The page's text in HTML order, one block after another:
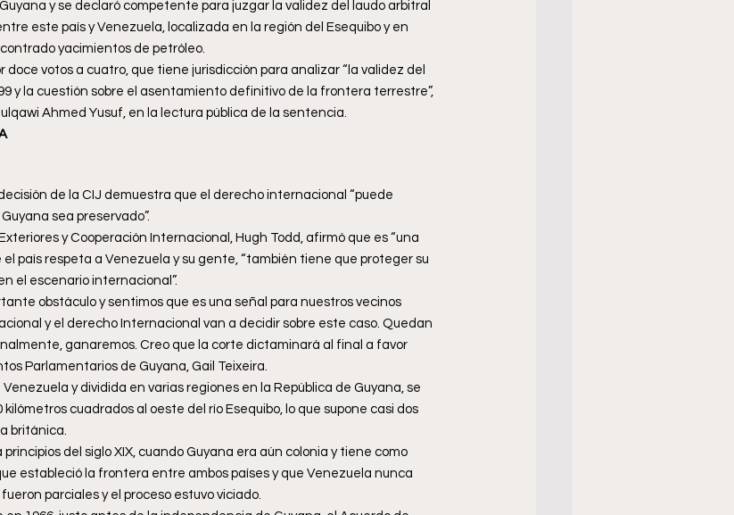
y se declaró competente para juzgar la validez del laudo arbitral
este país y Venezuela, localizada en la región del Esequibo y en
yacimientos de petróleo.
doce votos a cuatro, que tiene jurisdicción para analizar “la validez del
y la cuestión sobre el asentamiento definitivo de la frontera terrestre”,
Ahmed Yusuf, en la lectura pública de la sentencia.
de la CIJ demuestra que el derecho internacional “puede
sea preservado”.
y Cooperación Internacional, Hugh Todd, afirmó que es “una
el país respeta a Venezuela y su gente, “también tiene que proteger su
el escenario internacional”.
obstáculo y sentimos que es una señal para nuestros vecinos
y el derecho Internacional van a decidir sobre este caso. Quedan
ganaremos. Creo que la corte dictaminará al final a favor
Parlamentarios de Guyana, Gail Teixeira.
y dividida en varias regiones en la República de Guyana, se
cuadrados al oeste del río Esequibo, lo que supone casi dos
británica.
del siglo XIX, cuando Guyana era aún colonia y tiene como
estableció la frontera entre ambos países y que Venezuela nunca
parciales y el proceso estuvo viciado.